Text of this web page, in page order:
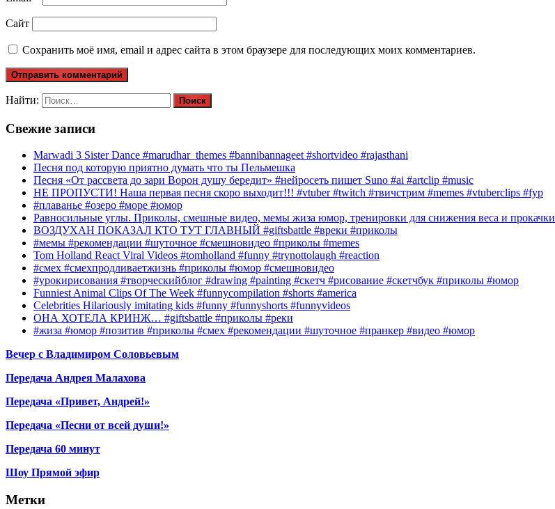
Сайт
Сохранить моё имя, email и адрес сайта в этом браузере для последующих моих комментариев.
Найти:
Свежие записи
Marwadi 3 Sister Dance #marudhar_themes #bannibannageet #shortvideo #rajasthani
Песня под которую приятно думать что ты Пельмешка
Песня «От рассвета до зари Ворон душу бередит» #нейросеть пишет Suno #ai #artclip #music
НЕ ПРОПУСТИ! Наша первая песня скоро выходит!!! #vtuber #twitch #твичстрим #memes #vtuberclips #fyp
#плаванье #озеро #море #юмор
Равносильные углы. Приколы, смешные видео, мемы жиза юмор, тренировки для снижения веса и прокачки
ВОЗДУХАН ПОКАЗАЛ КТО ТУТ ГЛАВНЫЙ #giftsbattle #вреки #приколы
#мемы #рекомендации #шуточное #смешновидео #приколы #memes
Tom Holland React Viral Videos #tomholland #funny #trynottolaugh #reaction
#смех #смехпродливаетжизнь #приколы #юмор #смешновидео
#урокирисования #творческийблог #drawing #painting #скетч #рисование #скетчбук #приколы #юмор
Funniest Animal Clips Of The Week #funnycompilation #shorts #america
Celebrities Hilariously imitating kids #funny #funnyshorts #funnyvideos
ОНА ХОТЕЛА КРИНЖ… #giftsbattle #приколы #реки
#жиза #юмор #позитив #приколы #смех #рекомендации #шуточное #пранкер #видео #юмор
Вечер с Владимиром Соловьевым
Передача Андрея Малахова
Передача «Привет, Андрей!»
Передача «Песни от всей души!»
Передача 60 минут
Шоу Прямой эфир
Метки